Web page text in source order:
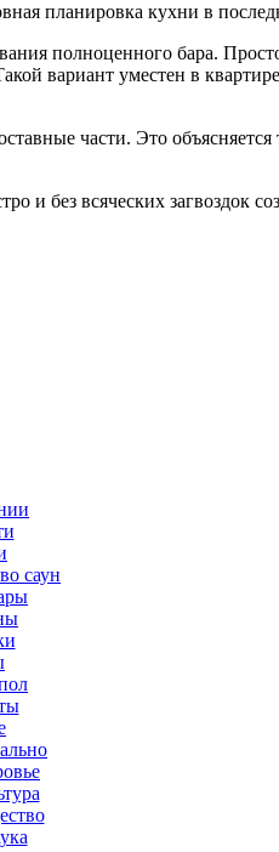
планировка кухни в
полноценного бара.
вариант уместен в
части. Это
и без всяческих загвоздок
саун